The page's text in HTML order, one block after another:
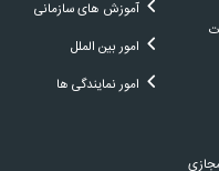
آموزش های سازمانی
امور بین الملل
امور نمایندگی ها